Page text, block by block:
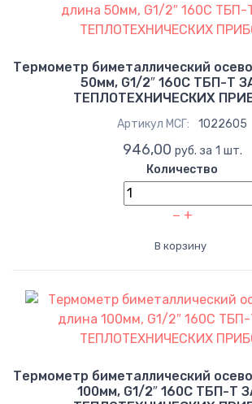
Термометр биметаллический
50мм, G1/2″ 160C ТБП-Т
ТЕПЛОТЕХНИЧЕСКИХ
Артикул МСГ: 1022605
946,00 руб. за 1 шт.
Количество
− +
В корзину
Термометр биметаллический
100мм, G1/2″ 160C ТБП-Т